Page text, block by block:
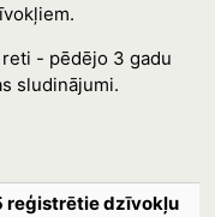
- pēdējo 3 gadu
sludinājumi.
reģistrētie dzīvokļu